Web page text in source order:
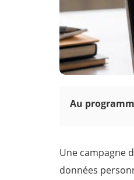
Au
Une campagne
données